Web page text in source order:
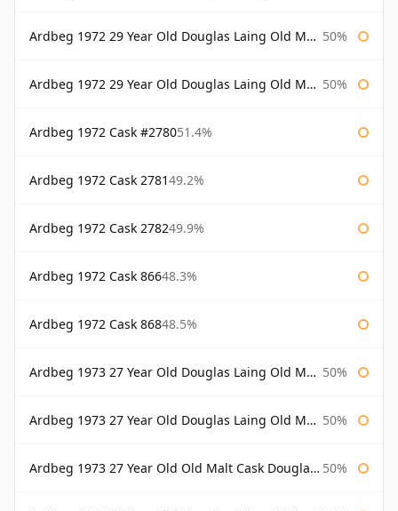
Ardbeg 1972 29 Year Old Douglas Laing Old Malt Cask 50%
Ardbeg 1972 29 Year Old Douglas Laing Old Malt Cask Bottled 2001 50%
Ardbeg 1972 Cask #278051.4%
Ardbeg 1972 Cask 278149.2%
Ardbeg 1972 Cask 278249.9%
Ardbeg 1972 Cask 86648.3%
Ardbeg 1972 Cask 86848.5%
Ardbeg 1973 27 Year Old Douglas Laing Old Malt Cask 50%
Ardbeg 1973 27 Year Old Douglas Laing Old Malt Cask Bottled 2000 50%
Ardbeg 1973 27 Year Old Old Malt Cask Douglas Laing 50%